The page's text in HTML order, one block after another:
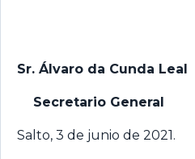
Sr. Álvaro da Cunda Leal
Secretario General
Salto, 3 de junio de 2021.